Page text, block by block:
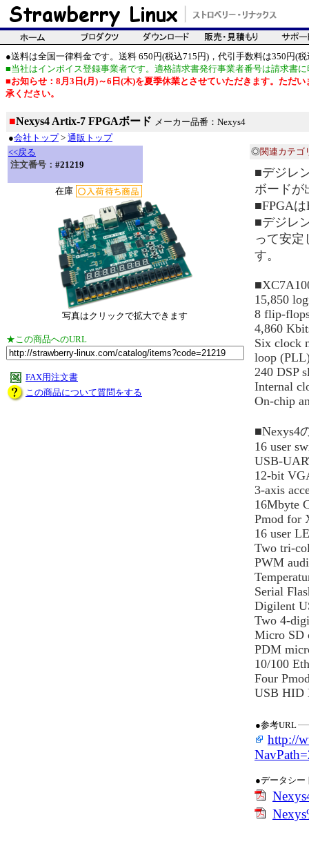
●送料は全国一律料金です。送料 650円(税込715円)，代引手数料は350円(税
■当社はインボイス登録事業者です。適格請求書発行事業者番号は請求書
■お知らせ：8月3日(月)～6日(木)を夏季休業とさせていただきます。ただ
承ください。
■Nexys4 Artix-7 FPGAボード メーカー品番：Nexys4
●会社トップ> 通販トップ
<<戻る
注文番号： #21219
在庫
写真はクリックで拡大できます
★この商品へのURL
FAX用注文書
この商品について質問をする
◎関連カテゴ
■デジレ
ボードが
■FPGA
■デジレ
って安定
す。
15,850
8 flip-
4,860
Six clock
loop
240 DSP
Internal
On-chip
■Nexys4
16 user
USB-
12-bit
3-axis
16Mbyte
Pmod for
16 user
Two tri-
PWM
Serial
Digilent
Two 4-
Micro SD
PDM
10/100
Four
USB HID
●参考URL
http://
●データシー